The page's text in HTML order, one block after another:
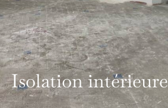
Isolation intérieure